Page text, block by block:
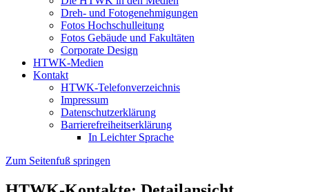
Dreh- und Fotogenehmigungen
Fotos Hochschulleitung
Fotos Gebäude und Fakultäten
Corporate Design
HTWK-Medien
Kontakt
HTWK-Telefonverzeichnis
Impressum
Datenschutzerklärung
Barrierefreiheitserklärung
In Leichter Sprache
Zum Seitenfuß springen